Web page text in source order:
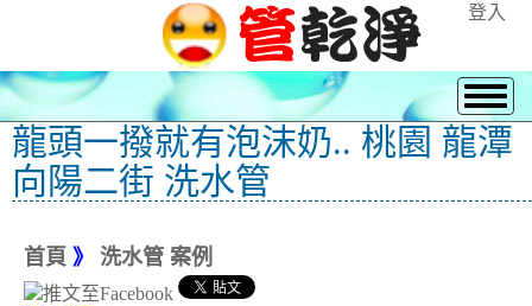
登入
龍頭一撥就有泡沫奶.. 桃園 龍潭
向陽二街 洗水管
首頁 》 洗水管 案例